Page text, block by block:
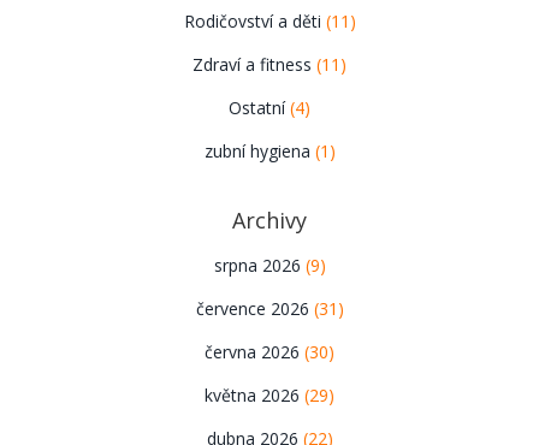
Rodičovství a děti (11)
Zdraví a fitness (11)
Ostatní(4)
zubní hygiena (1)
Archivy
srpna 2026 (9)
července 2026 (31)
června 2026 (30)
května 2026 (29)
dubna 2026 (22)